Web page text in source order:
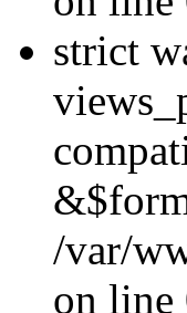
strict
/var/
on line